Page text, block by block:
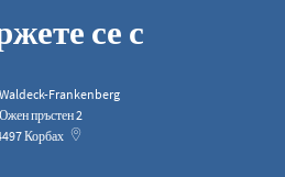
се с
Frankenberg
пръстен 2
Корбах